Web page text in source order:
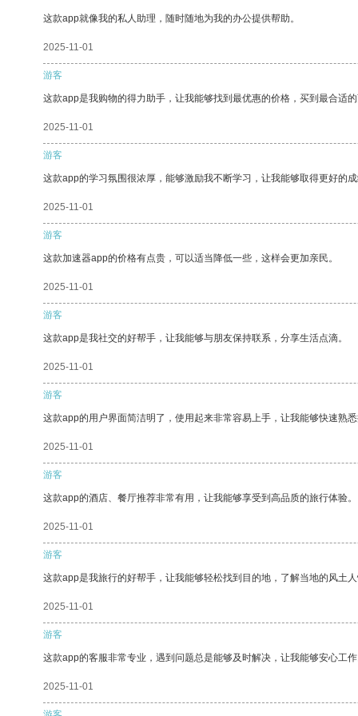
这款app就像我的私人助理，随时随地为我的办公提供帮助。
2025-11-01
游客
这款app是我购物的得力助手，让我能够找到最优惠的价格，买到最合适的
2025-11-01
游客
这款app的学习氛围很浓厚，能够激励我不断学习，让我能够取得更好的成
2025-11-01
游客
这款加速器app的价格有点贵，可以适当降低一些，这样会更加亲民。
2025-11-01
游客
这款app是我社交的好帮手，让我能够与朋友保持联系，分享生活点滴。
2025-11-01
游客
这款app的用户界面简洁明了，使用起来非常容易上手，让我能够快速熟悉
2025-11-01
游客
这款app的酒店、餐厅推荐非常有用，让我能够享受到高品质的旅行体验。
2025-11-01
游客
这款app是我旅行的好帮手，让我能够轻松找到目的地，了解当地的风土人
2025-11-01
游客
这款app的客服非常专业，遇到问题总是能够及时解决，让我能够安心工作
2025-11-01